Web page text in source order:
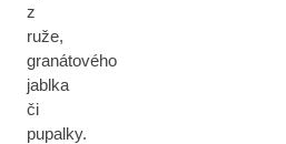
z
ruže,
granátového
jablka
či
pupalky.